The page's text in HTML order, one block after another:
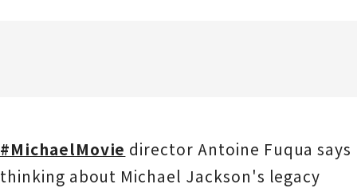
#MichaelMovie director Antoine Fuqua says
thinking about Michael Jackson's legacy